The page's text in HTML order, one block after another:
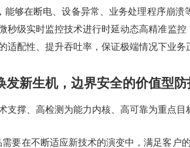
能够在断电、设备异常、业务处理程序崩
秒级实时监控技术进行时延动态高精准监
适配性、提升吞吐率，保证极端情况下业务
发新生机，边界安全的价值型防
支撑、高检测为能力内核、高可靠为重点
需要在不断适应新技术的演变中，满足客户